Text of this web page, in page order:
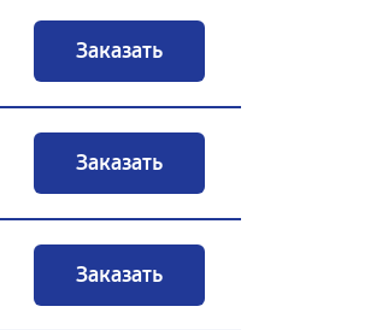
Заказать
Заказать
Заказать